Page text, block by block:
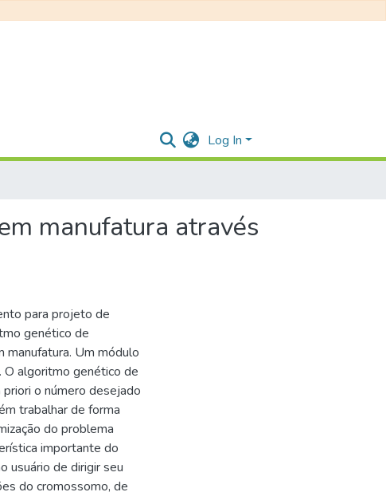
Log In
manufatura através
para projeto de
genético de
manufatura. Um módulo
O algoritmo genético de
o número desejado
trabalhar de forma
do problema
importante do
usuário de dirigir seu
do cromossomo, de